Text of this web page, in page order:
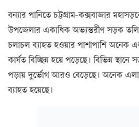
বন্যার পানিতে চট্টগ্রাম-কক্সবাজার
উপজেলার একাধিক অভ্যন্তরীণ সড়ক
চলাচল ব্যাহত হওয়ার পাশাপাশি অনেক
কার্যত বিচ্ছিন্ন হয়ে পড়েছে। বিভিন্ন
পড়ায় দুর্ভোগ আরও বেড়েছে। অনেক
ব্যাহত হয়েছে।